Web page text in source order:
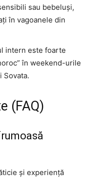
sau bebeluși,
în vagoanele din
intern este foarte
în weekend-urile
Sovata.
(FAQ)
și experiență